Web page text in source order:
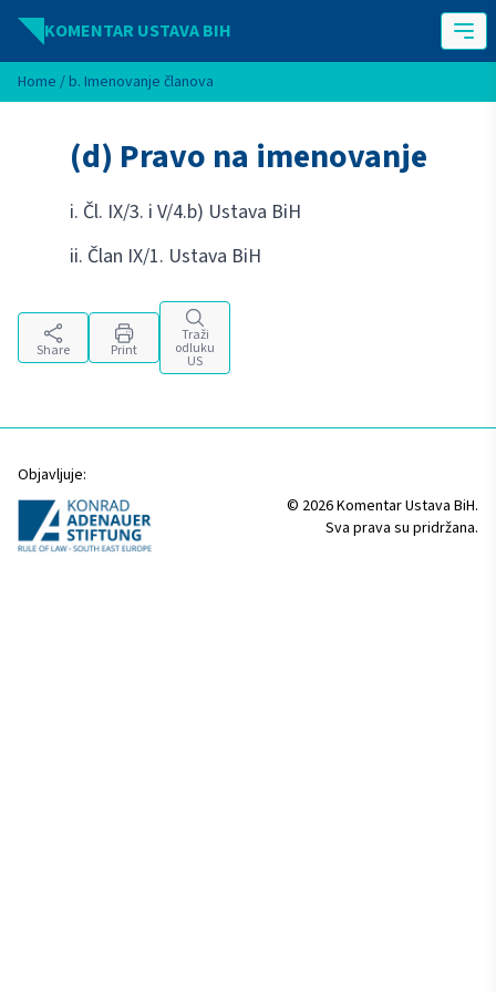
Idi na sadržaj
KOMENTAR USTAVA BIH
Home / b. Imenovanje članova
(d) Pravo na imenovanje
i. Čl. IX/3. i V/4.b) Ustava BiH
ii. Član IX/1. Ustava BiH
Share Print
Traži
odluku
US
Objavljuje:
© 2026 Komentar Ustava BiH.
Sva prava su pridržana.